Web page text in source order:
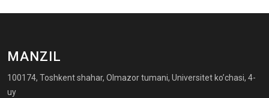
MANZIL
100174, Toshkent shahar, Olmazor tumani, Universitet ko’chasi, 4-
uy